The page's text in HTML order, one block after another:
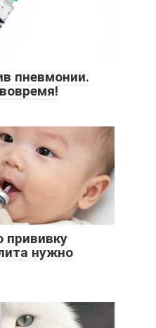
пневмонии.
прививку
нужно